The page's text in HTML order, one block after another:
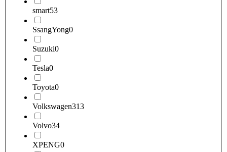
smart53
SsangYong0
Suzuki0
Tesla0
Toyota0
Volkswagen313
Volvo34
XPENG0